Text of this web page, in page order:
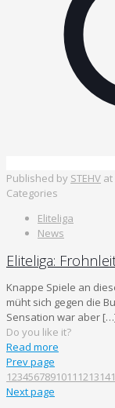
Published by STEHV at
Categories
Eliteliga
News
Eliteliga:
Knappe Spiele an
müht sich gegen die
Sensation war aber
Do you like it?
Read more
Prev page
1234567891011 121314
Next page